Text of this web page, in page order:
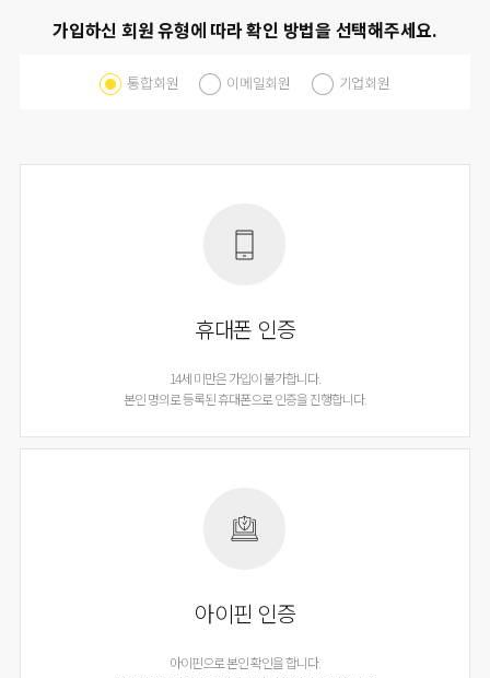
가입하신 회원 유형에 따라 확인 방법을 선택해주세요.
통합회원 이메일회원 기업회원
휴대폰 인증
14세 미만은 가입이 불가합니다.
본인 명의로 등록된 휴대폰으로 인증을 진행합니다.
아이핀 인증
아이핀으로 본인 확인을 합니다.